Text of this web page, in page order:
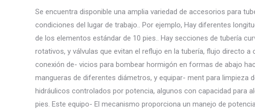
Se encuentra disponible una amplia variedad de accesorios para
condiciones del lugar de trabajo.. Por ejemplo, Hay diferentes
de los elementos estándar de 10 pies.. Hay secciones de tubería
rotativos, y válvulas que evitan el reflujo en la tubería, flujo directo
conexión de- vicios para bombear hormigón en formas de abajo
mangueras de diferentes diámetros, y equipar- ment para
hidráulicos controlados por potencia, algunos con capacidad para
pies. Este equipo- El mecanismo proporciona un manejo de